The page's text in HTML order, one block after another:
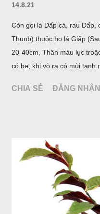
14.8.21
Còn gọi là Dấp cá, rau Dấp,
Thunb) thuộc họ lá Giấp
20-40cm, Thân màu lục
có bẹ, khi vò ra có mùi tanh
nhạt. Hạt hình trái xoan
CHIA SẺ ĐĂNG